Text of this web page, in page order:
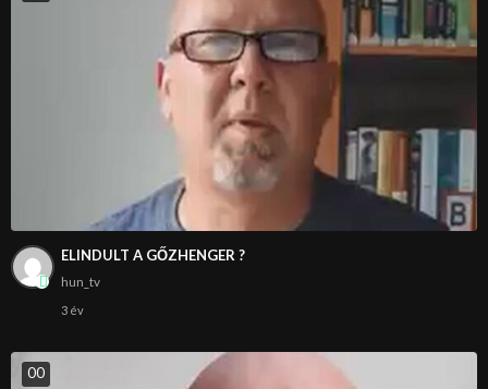
ELINDULT A GŐZHENGER ?
hun_tv
3 év
00